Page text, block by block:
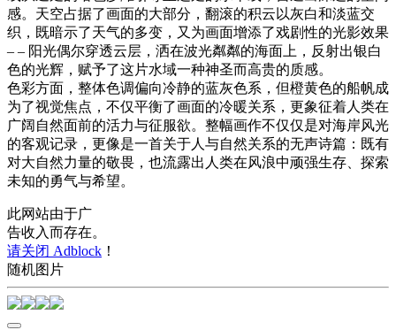
感。天空占据了画面的大部分，翻滚的积云以灰白和淡蓝交
织，既暗示了天气的多变，又为画面增添了戏剧性的光影效果
– – 阳光偶尔穿透云层，洒在波光粼粼的海面上，反射出银白
色的光辉，赋予了这片水域一种神圣而高贵的质感。
色彩方面，整体色调偏向冷静的蓝灰色系，但橙黄色的船帆成
为了视觉焦点，不仅平衡了画面的冷暖关系，更象征着人类在
广阔自然面前的活力与征服欲。整幅画作不仅仅是对海岸风光
的客观记录，更像是一首关于人与自然关系的无声诗篇：既有
对大自然力量的敬畏，也流露出人类在风浪中顽强生存、探索
未知的勇气与希望。
此网站由于广
告收入而存在。
请关闭 Adblock ！
随机图片